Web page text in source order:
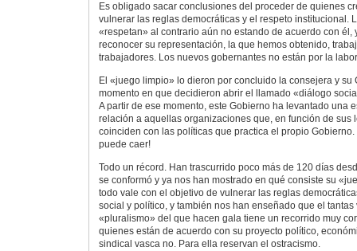
Es obligado sacar conclusiones del proceder de quienes
vulnerar las reglas democráticas y el respeto institucional.
«respetan» al contrario aún no estando de acuerdo con él,
reconocer su representación, la que hemos obtenido,
trabajadores. Los nuevos gobernantes no están por la
El «juego limpio» lo dieron por concluido la consejera y su
momento en que decidieron abrir el llamado «diálogo
A partir de ese momento, este Gobierno ha levantado una
relación a aquellas organizaciones que, en función de sus
coinciden con las políticas que practica el propio Gobierno.
puede caer!
Todo un récord. Han trascurrido poco más de 120 días
se conformó y ya nos han mostrado en qué consiste su
todo vale con el objetivo de vulnerar las reglas
social y político, y también nos han enseñado que el
«pluralismo» del que hacen gala tiene un recorrido muy
quienes están de acuerdo con su proyecto político,
sindical vasca no. Para ella reservan el ostracismo.